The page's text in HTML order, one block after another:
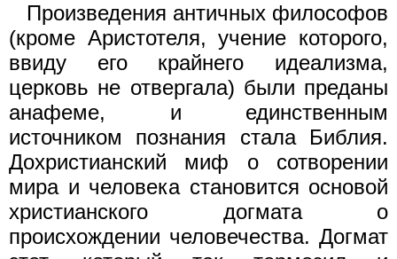
Произведения античных философов
(кроме Аристотеля, учение которого,
ввиду его крайнего идеализма,
церковь не отвергала) были преданы
анафеме, и единственным
источником познания стала Библия.
Дохристианский миф о сотворении
мира и человека становится основой
христианского догмата о
происхождении человечества. Догмат